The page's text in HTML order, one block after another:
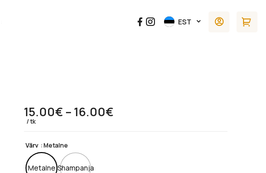
EST
15.00€ – 16.00€
tk
Värv : Metalne
Metalne Shampanja